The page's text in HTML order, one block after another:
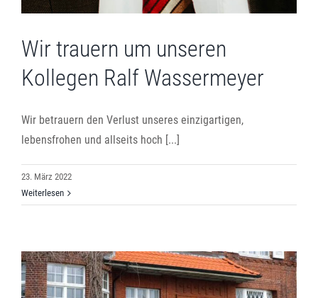
Wir trauern um unseren
Kollegen Ralf Wassermeyer
Wir betrauern den Verlust unseres einzigartigen,
lebensfrohen und allseits hoch [...]
23. März 2022
Weiterlesen